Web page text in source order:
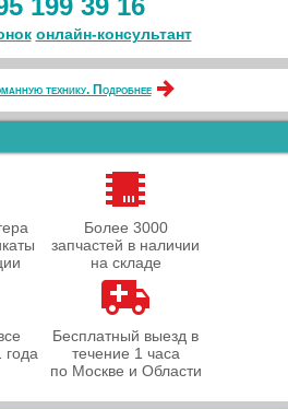
199 39 16
онлайн‑консультант
технику. Подробнее
Более 3000
запчастей в наличии
на складе
года
Бесплатный выезд в
течение 1 часа
по Москве и Области